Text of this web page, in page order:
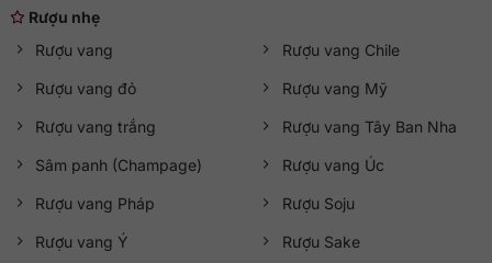
Rượu nhẹ
Rượu vang
Rượu vang đỏ
Rượu vang trắng
Sâm panh (Champage)
Rượu vang Pháp
Rượu vang Ý
Rượu vang Chile
Rượu vang Mỹ
Rượu vang Tây Ban Nha
Rượu vang Úc
Rượu Soju
Rượu Sake